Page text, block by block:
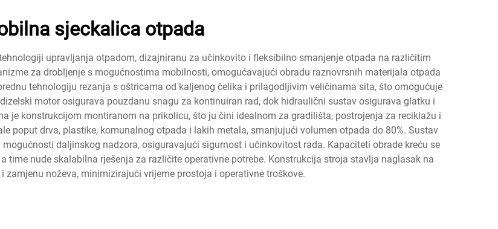
sjeckalica otpada
upravljanja otpadom, dizajniranu za učinkovito i fleksibilno smanjenje otpada na različitim
za drobljenje s mogućnostima mobilnosti, omogućavajući obradu raznovrsnih materijala otpada
tehnologiju rezanja s oštricama od kaljenog čelika i prilagodljivim veličinama sita, što omogućuje
motor osigurava pouzdanu snagu za kontinuiran rad, dok hidraulični sustav osigurava glatku i
je konstrukcijom montiranom na prikolicu, što ju čini idealnom za gradilišta, postrojenja za reciklažu i
poput drva, plastike, komunalnog otpada i lakih metala, smanjujući volumen otpada do 80%. Sustav
daljinskog nadzora, osiguravajući sigurnost i učinkovitost rada. Kapaciteti obrade kreću se
time nude skalabilna rješenja za različite operativne potrebe. Konstrukcija stroja stavlja naglasak na
zamjenu noževa, minimizirajući vrijeme prostoja i operativne troškove.